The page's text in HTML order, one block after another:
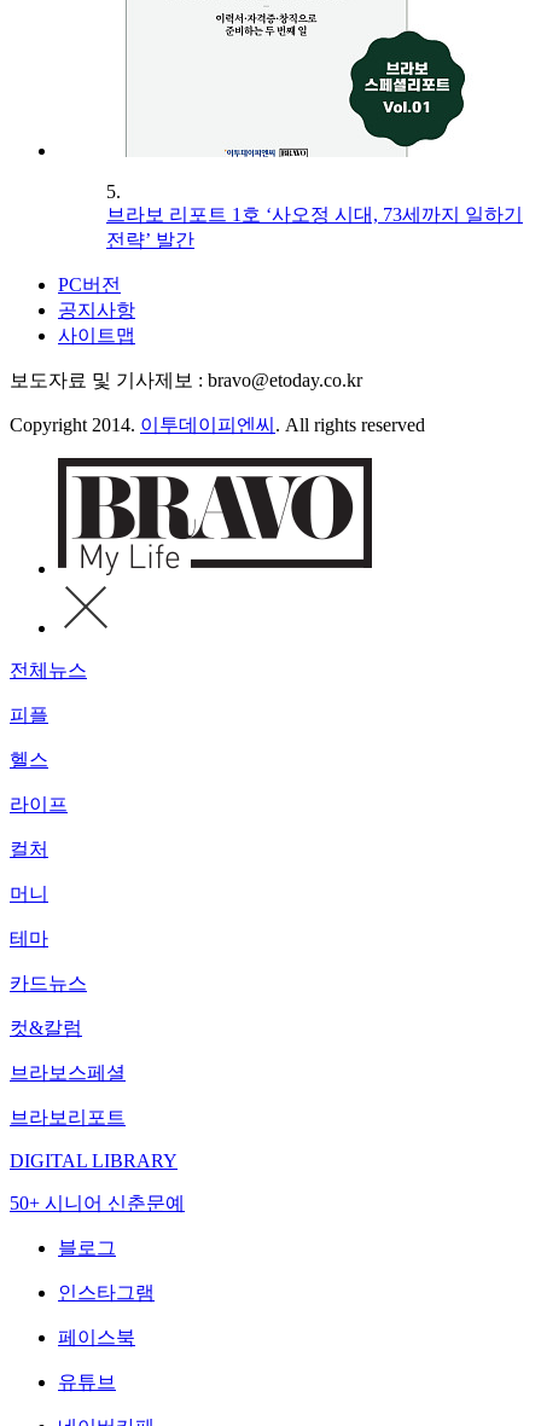
5.
브라보 리포트 1호 ‘사오정 시대, 73세까지 일하기
전략’ 발간
PC버전
공지사항
사이트맵
보도자료 및 기사제보 : bravo@etoday.co.kr
Copyright 2014. 이투데이피엔씨 . All rights reserved
전체뉴스
피플
헬스
라이프
컬처
머니
테마
카드뉴스
컷&칼럼
브라보스페셜
브라보리포트
DIGITAL LIBRARY
50+ 시니어 신춘문예
블로그
인스타그램
페이스북
유튜브